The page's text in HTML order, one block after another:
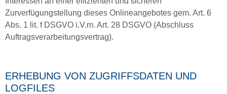
Zurverfügungstellung dieses Onlineangebotes gem. Art. 6
Abs. 1 lit. f DSGVO i.V.m. Art. 28 DSGVO (Abschluss
Auftragsverarbeitungsvertrag).
ERHEBUNG VON ZUGRIFFSDATEN UND
LOGFILES